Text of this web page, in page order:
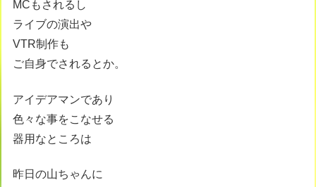
MCもされるし
ライブの演出や
VTR制作も
ご自身でされるとか。
アイデアマンであり
色々な事をこなせる
器用なところは
昨日の山ちゃんに